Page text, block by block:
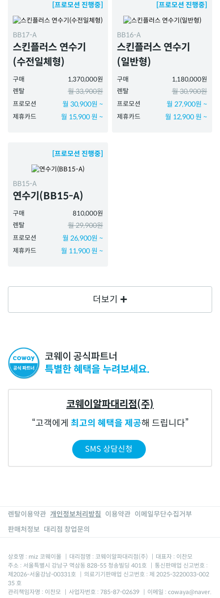
[프로모션 진행중]
BB17-A
스킨플러스 연수기
(수전일체형)
구매
1,370,000원
렌탈
월 33,900원
프로모션 월 30,900원 ~
제휴카드 월 15,900 원 ~
[프로모션 진행중]
BB16-A
스킨플러스 연수기
(일반형)
구매
1,180,000원
렌탈
월 30,900원
프로모션 월 27,900원 ~
제휴카드 월 12,900 원 ~
[프로모션 진행중]
BB15-A
연수기(BB15-A)
구매
810,000원
렌탈
월 29,900원
프로모션 월 26,900원 ~
제휴카드 월 11,900 원 ~
더보기
코웨이 공식파트너
특별한 혜택을 누려보세요.
코웨이알파대리점(주)
고객에게 최고의 혜택을 제공해 드립니다
SMS 상담신청
렌탈이용약관 개인정보처리방침 이용약관 이메일무단수집거부
판매처정보 대리점 창업문의
상호명 : miz 코웨이몰 대리점명 : 코웨이알파대리점(주)
대표자 : 이찬모
주소 : 서울특별시 강남구 역삼동 828-55 청송빌딩 401호
통신판매업 신고번호 :
제2026-서울강남-00331호
의료기기판매업 신고번호 : 제 2025-3220033-002
35 호
관리책임자명 : 이찬모
사업자번호 : 785-87-02639
이메일 : cowaya@naver.